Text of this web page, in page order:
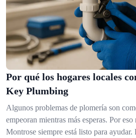
Por qué los hogares locales
Key Plumbing
Algunos problemas de plomería son
empeoran mientras más esperas. Por
Montrose siempre está listo para ayudar.